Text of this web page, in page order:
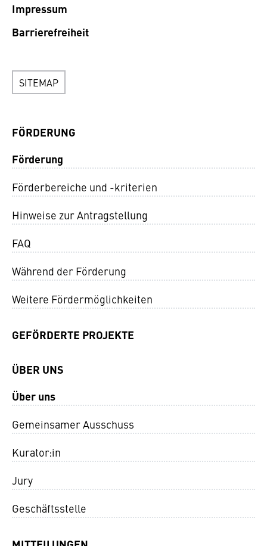
Impressum
Barrierefreiheit
SITEMAP
FÖRDERUNG
Förderung
Förderbereiche und -kriterien
Hinweise zur Antragstellung
FAQ
Während der Förderung
Weitere Fördermöglichkeiten
GEFÖRDERTE PROJEKTE
ÜBER UNS
Über uns
Gemeinsamer Ausschuss
Kurator:in
Jury
Geschäftsstelle